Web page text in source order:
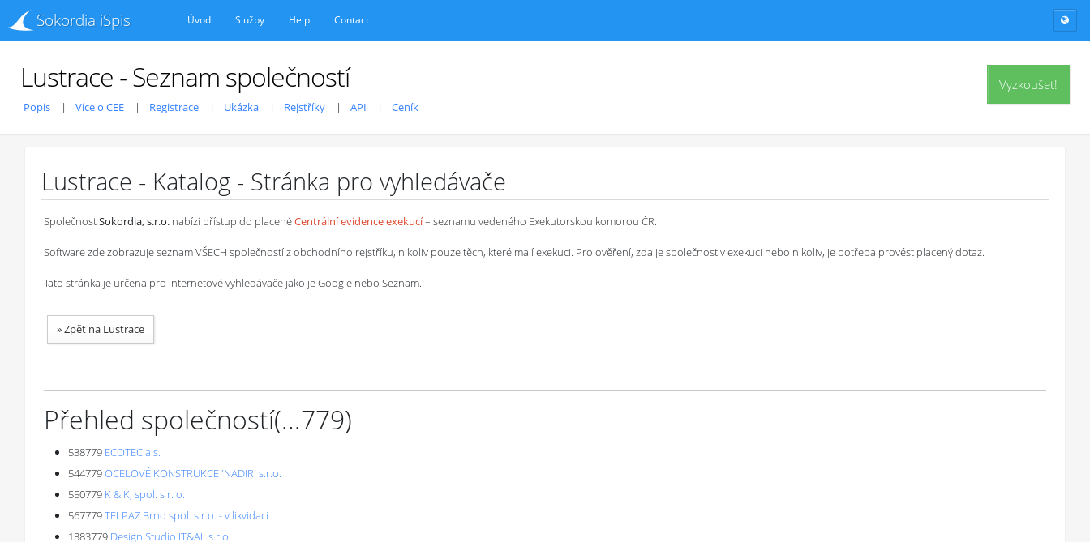
Sokordia iSpis Úvod Služby Help Contact
Vyzkoušet!
Lustrace - Seznam společností
Popis Více o CEE Registrace Ukázka Rejstříky API Ceník
Lustrace - Katalog - Stránka pro vyhledávače
SpolečnostSokordia, s.r.o. nabízí přístup do placenéCentrální evidence exekucí– seznamu vedeného Exekutorskou komorou ČR.
Software zde zobrazuje seznam VŠECH společností z obchodního rejstříku, nikoliv pouze těch, které mají exekuci. Pro ověření, zda je společnost v exekuci nebo nikoliv, je potřeba provést placený dotaz.
Tato stránka je určena pro internetové vyhledávače jako je Google nebo Seznam.
»Zpět na Lustrace
Přehled společností(...779)
538779 ECOTEC a.s.
544779OCELOVÉ KONSTRUKCE 'NADIR' s.r.o.
550779 K & K, spol. s r. o.
567779TELPAZ Brno spol. s r.o. - v likvidaci
1383779 Design Studio IT&AL s.r.o.